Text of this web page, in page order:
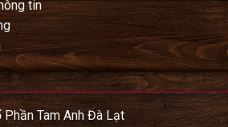
tin
Phần Tam Anh Đà Lạt